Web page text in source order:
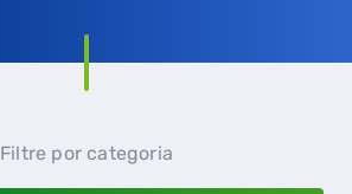
Filtre por categoria